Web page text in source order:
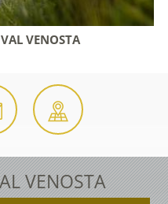
VENOSTA
VENOSTA